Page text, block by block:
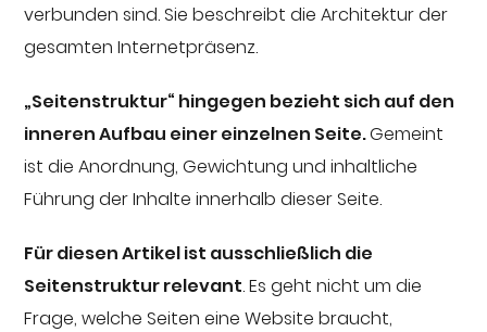
verbunden sind. Sie beschreibt die Architektur der
gesamten Internetpräsenz.
„Seitenstruktur“ hingegen bezieht sich auf den
inneren Aufbau einer einzelnen Seite.Gemeint
ist die Anordnung, Gewichtung und inhaltliche
Führung der Inhalte innerhalb dieser Seite.
Für diesen Artikel ist ausschließlich die
Seitenstruktur relevant. Es geht nicht um die
Frage, welche Seiten eine Website braucht,